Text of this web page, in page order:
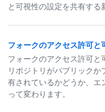
と可視性の設定を共有する
フォークのアクセス許可と
フォークのアクセス許可と
リポジトリがパブリック
有されているかどうか、エ
って変わります。